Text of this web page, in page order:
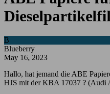
B
Blueberry
May 16, 2023
Hallo, hat jemand die ABE
HJS mit der KBA 17037 ? (Audi